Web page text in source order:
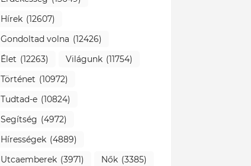
Hírek (12607)
Gondoltad volna (12426)
Élet (12263) Világunk (11754)
Történet (10972)
Tudtad-e (10824)
Segítség (4972)
Hírességek (4889)
Utcaemberek (3971) Nők (3385)